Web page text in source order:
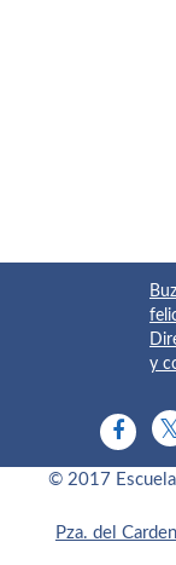
y
© 2017 Escuela
Pza. del